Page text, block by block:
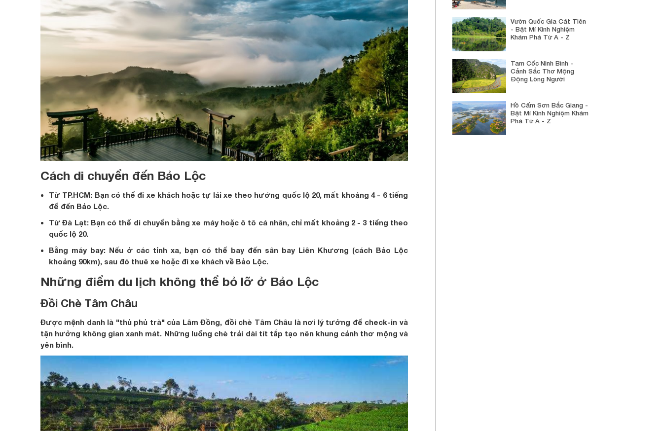
Cách di chuyển đến Bảo Lộc
Từ TP.HCM: Bạn có thể đi xe khách hoặc tự lái xe theo hướng quốc lộ 20, mất khoảng 4 - 6 tiếng
để đến Bảo Lộc.
Từ Đà Lạt: Bạn có thể di chuyển bằng xe máy hoặc ô tô cá nhân, chỉ mất khoảng 2 - 3 tiếng theo
quốc lộ 20.
Bằng máy bay: Nếu ở các tỉnh xa, bạn có thể bay đến sân bay Liên Khương (cách Bảo Lộc
khoảng 90km), sau đó thuê xe hoặc đi xe khách về Bảo Lộc.
Những điểm du lịch không thể bỏ lỡ ở Bảo Lộc
Đồi Chè Tâm Châu
Được mệnh danh là "thủ phủ trà" của Lâm Đồng, đồi chè Tâm Châu là nơi lý tưởng để check-in và
tận hưởng không gian xanh mát. Những luống chè trải dài tít tắp tạo nên khung cảnh thơ mộng và
yên bình.
Vườn Quốc Gia Cát Tiên
- Bật Mí Kinh Nghiệm
Khám Phá Từ A - Z
Tam Cốc Ninh Bình -
Cảnh Sắc Thơ Mộng
Động Lòng Người
Hồ Cấm Sơn Bắc Giang -
Bật Mí Kinh Nghiệm Khám
Phá Từ A - Z